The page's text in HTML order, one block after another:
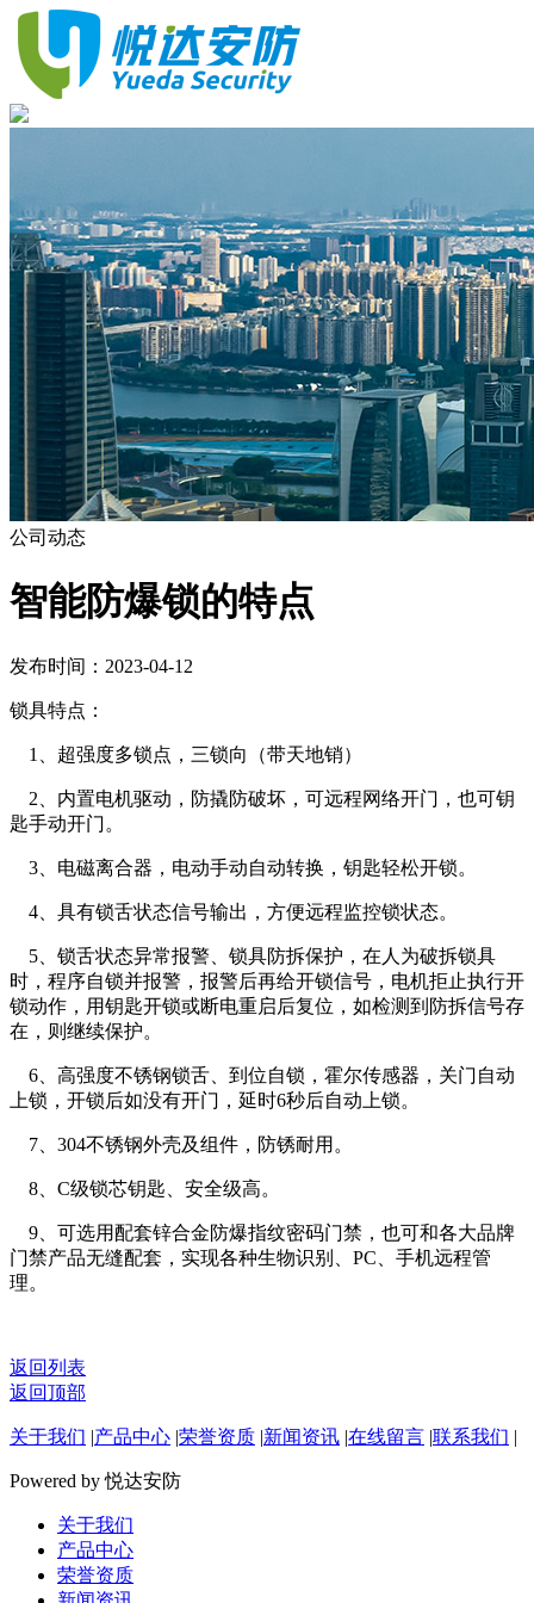
公司动态
智能防爆锁的特点
发布时间：2023-04-12
锁具特点：
1、超强度多锁点，三锁向（带天地销）
2、内置电机驱动，防撬防破坏，可远程网络开门，也可钥
匙手动开门。
3、电磁离合器，电动手动自动转换，钥匙轻松开锁。
4、具有锁舌状态信号输出，方便远程监控锁状态。
5、锁舌状态异常报警、锁具防拆保护，在人为破拆锁具
时，程序自锁并报警，报警后再给开锁信号，电机拒止执行开
锁动作，用钥匙开锁或断电重启后复位，如检测到防拆信号存
在，则继续保护。
6、高强度不锈钢锁舌、到位自锁，霍尔传感器，关门自动
上锁，开锁后如没有开门，延时6秒后自动上锁。
7、304不锈钢外壳及组件，防锈耐用。
8、C级锁芯钥匙、安全级高。
9、可选用配套锌合金防爆指纹密码门禁，也可和各大品牌
门禁产品无缝配套，实现各种生物识别、PC、手机远程管
理。
返回列表
返回顶部
关于我们 |产品中心 |荣誉资质 |新闻资讯 |在线留言 |联系我们 |
Powered by 悦达安防
关于我们
产品中心
荣誉资质